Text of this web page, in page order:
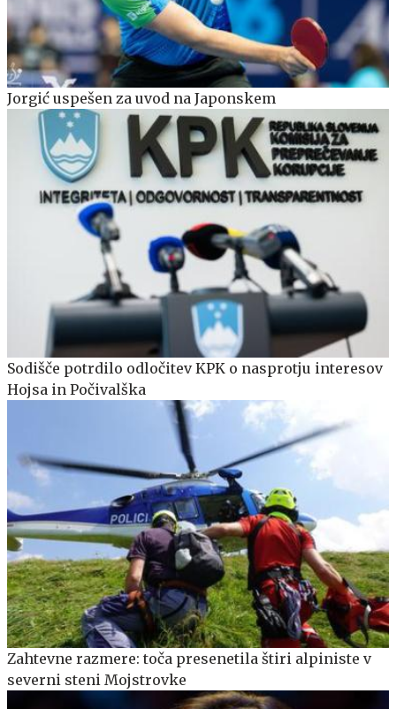
Jorgić uspešen za uvod na Japonskem
Sodišče potrdilo odločitev KPK o nasprotju interesov
Hojsa in Počivalška
Zahtevne razmere: toča presenetila štiri alpiniste v
severni steni Mojstrovke